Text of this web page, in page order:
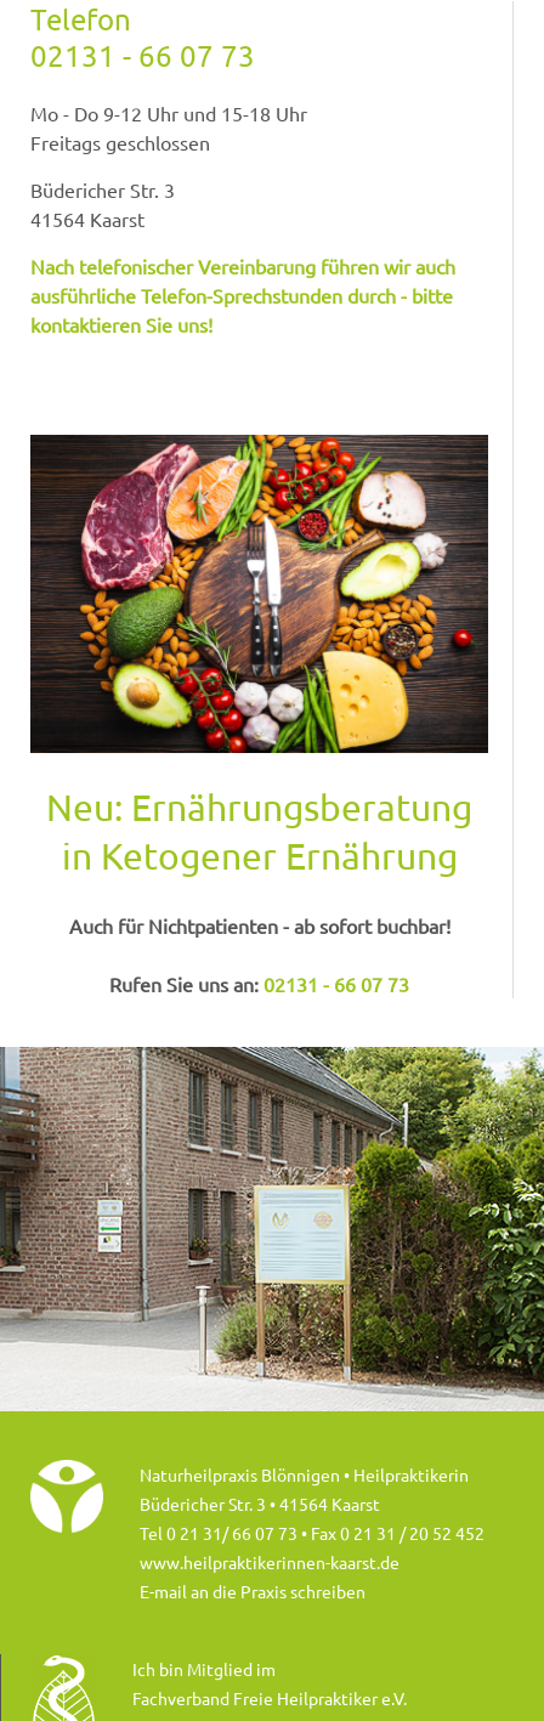
Telefon
02131 - 66 07 73
Mo - Do 9-12 Uhr und 15-18 Uhr
Freitags geschlossen
Büdericher Str. 3
41564 Kaarst
Nach telefonischer Vereinbarung führen wir auch
ausführliche Telefon-Sprechstunden durch - bitte
kontaktieren Sie uns!
Neu: Ernährungsberatung
in Ketogener Ernährung
Auch für Nichtpatienten - ab sofort buchbar!
Rufen Sie uns an: 02131 - 66 07 73
Naturheilpraxis Blönnigen • Heilpraktikerin
Büdericher Str. 3 • 41564 Kaarst
Tel 0 21 31/ 66 07 73 • Fax 0 21 31 / 20 52 452
www.heilpraktikerinnen-kaarst.de
E-mail an die Praxis schreiben
Ich bin Mitglied im
Fachverband Freie Heilpraktiker e.V.